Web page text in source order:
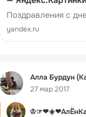
Поздравления с
yandex.ru
Фид Алла Бурдун
27 мар 2017